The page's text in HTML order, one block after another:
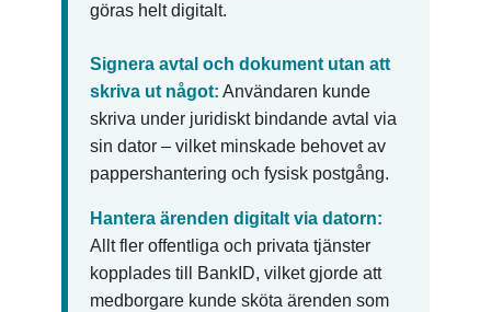
göras helt digitalt.
Signera avtal och dokument utan att
skriva ut något: Användaren kunde
skriva under juridiskt bindande avtal via
sin dator – vilket minskade behovet av
pappershantering och fysisk postgång.
Hantera ärenden digitalt via datorn:
Allt fler offentliga och privata tjänster
kopplades till BankID, vilket gjorde att
medborgare kunde sköta ärenden som